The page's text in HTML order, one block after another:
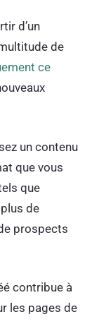
d’un
de
ce
un contenu
que vous
que
de
prospects
contribue à
les pages de